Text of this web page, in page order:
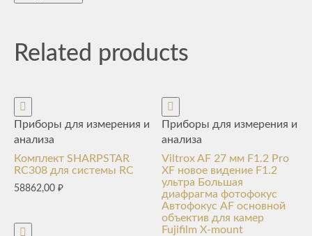
Related products
Приборы для измерения и
анализа
Комплект SHARPSTAR
RC308 для системы RC
58862,00 ₽
Приборы для измерения и
анализа
Viltrox AF 27 мм F1.2 Pro
XF новое видение F1.2
ультра Большая
диафрагма фотофокус
Автофокус AF основной
объектив для камер
Fujifilm X-mount